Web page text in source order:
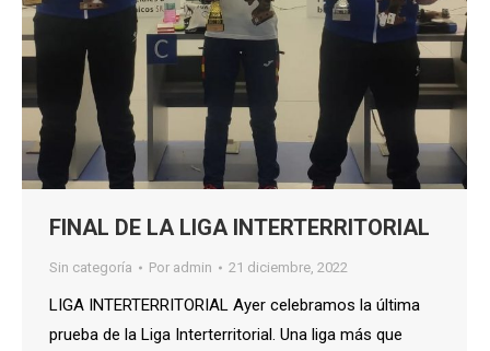
FINAL DE LA LIGA INTERTERRITORIAL
Sin categoría Por admin 21 diciembre, 2022
LIGA INTERTERRITORIAL Ayer celebramos la última
prueba de la Liga Interterritorial. Una liga más que